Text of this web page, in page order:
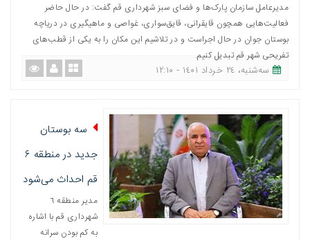
مدیرعامل سازمان پارک‌ها و فضای سبز شهرداری قم گفت: در حال حاضر
فعالیت‌هایی همچون قایقرانی، قایق‌سواری، غواصی و ماهیگیری در دریاچه
بوستان جوان در حال اجراست و در تلاشیم این مکان را به یکی از قطب‌های
تفریحی شهر قم تبدیل کنیم.
ﺳﻪشنبه، ٢٤ خرداد ١٤٠١ - ١٢:١٠
سه بوستان
جدید در منطقه ۶
قم احداث می‌شود
مدیر منطقه ٦
شهرداری قم با اشاره
به کم بودن سرانه